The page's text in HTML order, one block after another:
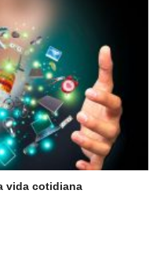
vida cotidiana